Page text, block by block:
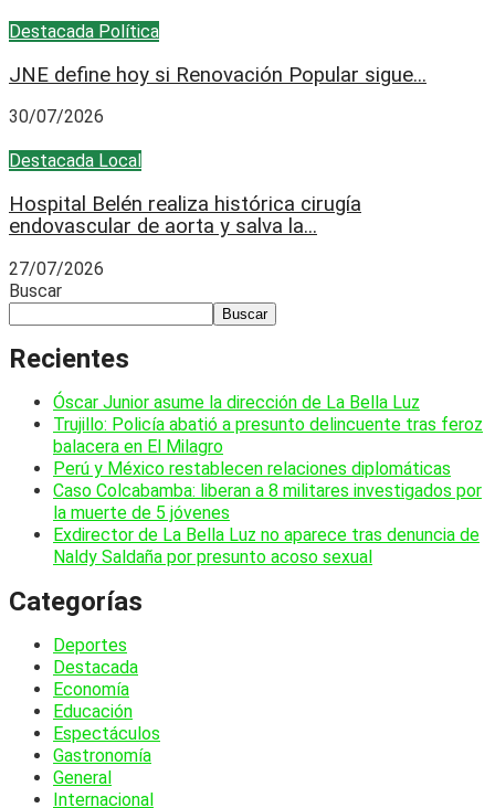
Destacada Política
JNE define hoy si Renovación Popular sigue...
30/07/2026
Destacada Local
Hospital Belén realiza histórica cirugía
endovascular de aorta y salva la...
27/07/2026
Buscar
Buscar
Recientes
Óscar Junior asume la dirección de La Bella Luz
Trujillo: Policía abatió a presunto delincuente tras feroz
balacera en El Milagro
Perú y México restablecen relaciones diplomáticas
Caso Colcabamba: liberan a 8 militares investigados por
la muerte de 5 jóvenes
Exdirector de La Bella Luz no aparece tras denuncia de
Naldy Saldaña por presunto acoso sexual
Categorías
Deportes
Destacada
Economía
Educación
Espectáculos
Gastronomía
General
Internacional